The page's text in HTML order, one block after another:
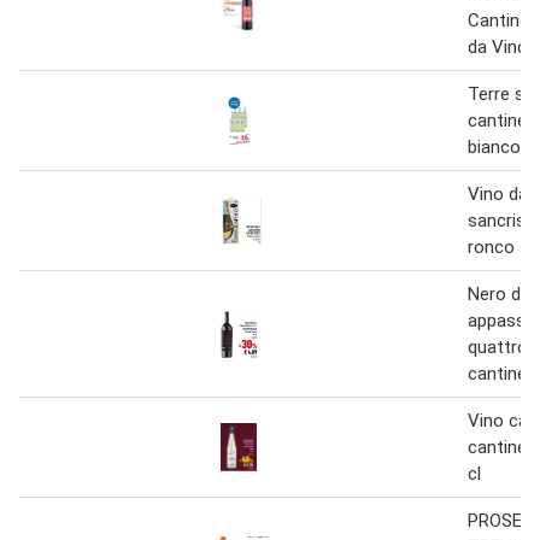
Cantine
da Vinci
Terre
cantine
bianco
Vino da
ronco 1
Nero
quattro
cantine
Vino
cantine
cl